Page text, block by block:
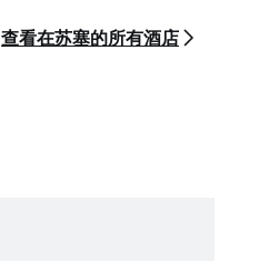
查看在苏塞的所有酒店